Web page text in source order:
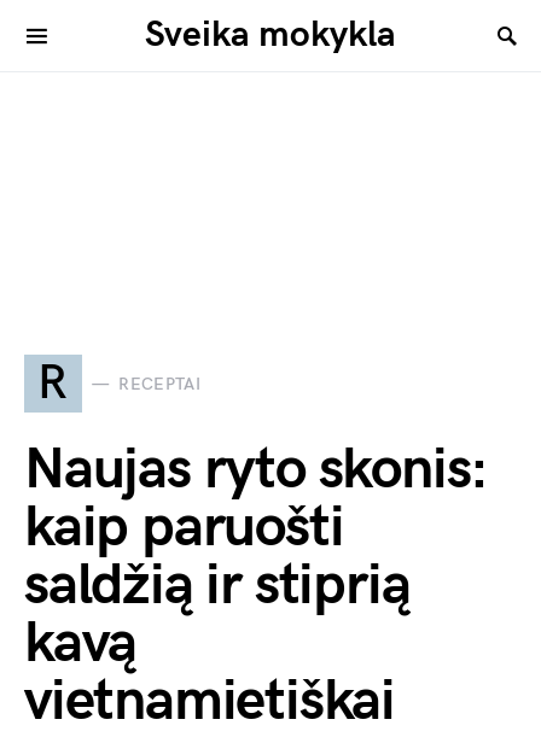
Sveika mokykla
R RECEPTAI
Naujas ryto skonis:
kaip paruošti
saldžią ir stiprią
kavą
vietnamietiškai